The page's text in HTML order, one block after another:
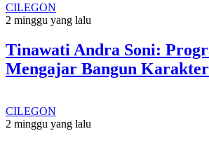
CILEGON
2 minggu yang lalu
Tinawati Andra Soni:
Mengajar Bangun Karakter
CILEGON
2 minggu yang lalu